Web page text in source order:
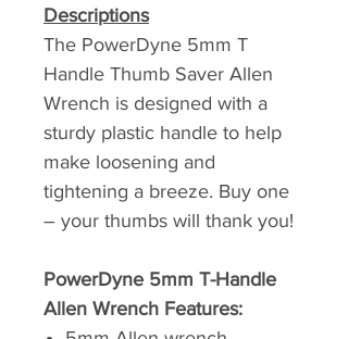
Descriptions
The PowerDyne 5mm T
Handle Thumb Saver Allen
Wrench is designed with a
sturdy plastic handle to help
make loosening and
tightening a breeze. Buy one
– your thumbs will thank you!
PowerDyne 5mm T-Handle
Allen Wrench Features: